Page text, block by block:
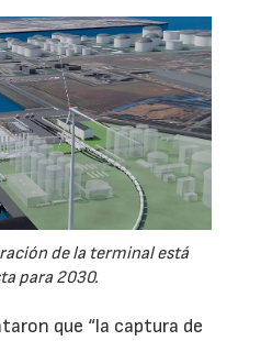
de la terminal está
para 2030.
que “la captura de